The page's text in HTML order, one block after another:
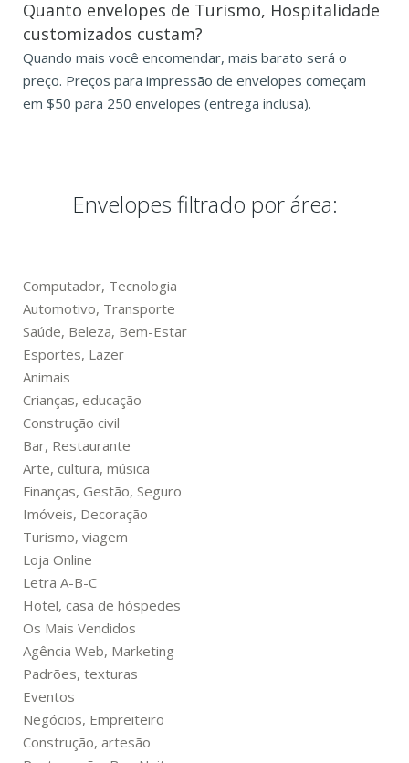
Quanto envelopes de Turismo, Hospitalidade
customizados custam?
Quando mais você encomendar, mais barato será o
preço. Preços para impressão de envelopes começam
em $50 para 250 envelopes (entrega inclusa).
Envelopes filtrado por área:
Computador, Tecnologia
Automotivo, Transporte
Saúde, Beleza, Bem-Estar
Esportes, Lazer
Animais
Crianças, educação
Construção civil
Bar, Restaurante
Arte, cultura, música
Finanças, Gestão, Seguro
Imóveis, Decoração
Turismo, viagem
Loja Online
Letra A-B-C
Hotel, casa de hóspedes
Os Mais Vendidos
Agência Web, Marketing
Padrões, texturas
Eventos
Negócios, Empreiteiro
Construção, artesão